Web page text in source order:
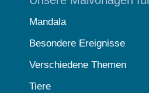
Mandala
Besondere Ereignisse
Verschiedene Themen
Tiere